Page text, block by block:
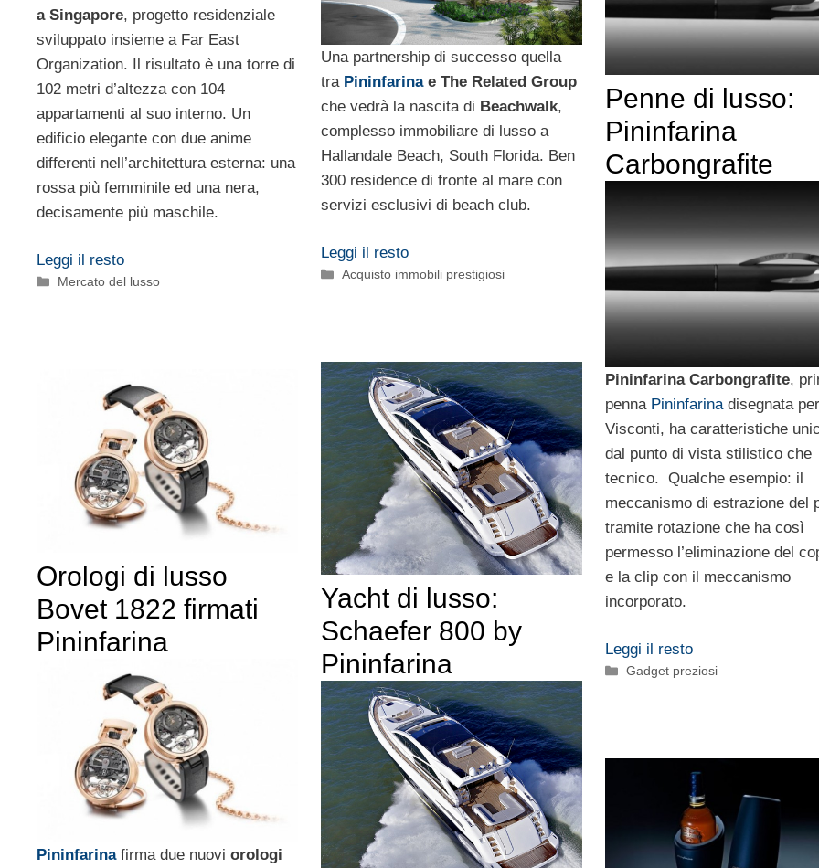
a Singapore, progetto residenziale
sviluppato insieme a Far East
Organization. Il risultato è una torre di
102 metri d’altezza con 104
appartamenti al suo interno. Un
edificio elegante con due anime
differenti nell’architettura esterna: una
rossa più femminile ed una nera,
decisamente più maschile.
Leggi il resto
Categorie
Mercato del lusso
Una partnership di successo quella
tra Pininfarinae The Related Group
che vedrà la nascita di Beachwalk,
complesso immobiliare di lusso a
Hallandale Beach, South Florida. Ben
300 residence di fronte al mare con
servizi esclusivi di beach club.
Leggi il resto
Categorie
Acquisto immobili prestigiosi
Penne di lusso:
Pininfarina
Carbongrafite
Pininfarina Carbongrafite,
penna Pininfarinadisegnata per
Visconti, ha caratteristiche
dal punto di vista stilistico che
tecnico. Qualche esempio: il
meccanismo di estrazione del
tramite rotazione che ha così
permesso l’eliminazione del
e la clip con il meccanismo
incorporato.
Leggi il resto
Categorie
Gadget preziosi
Yacht di lusso:
Schaefer 800 by
Pininfarina
Orologi di lusso
Bovet 1822 firmati
Pininfarina
Pininfarinafirma due nuovi orologi